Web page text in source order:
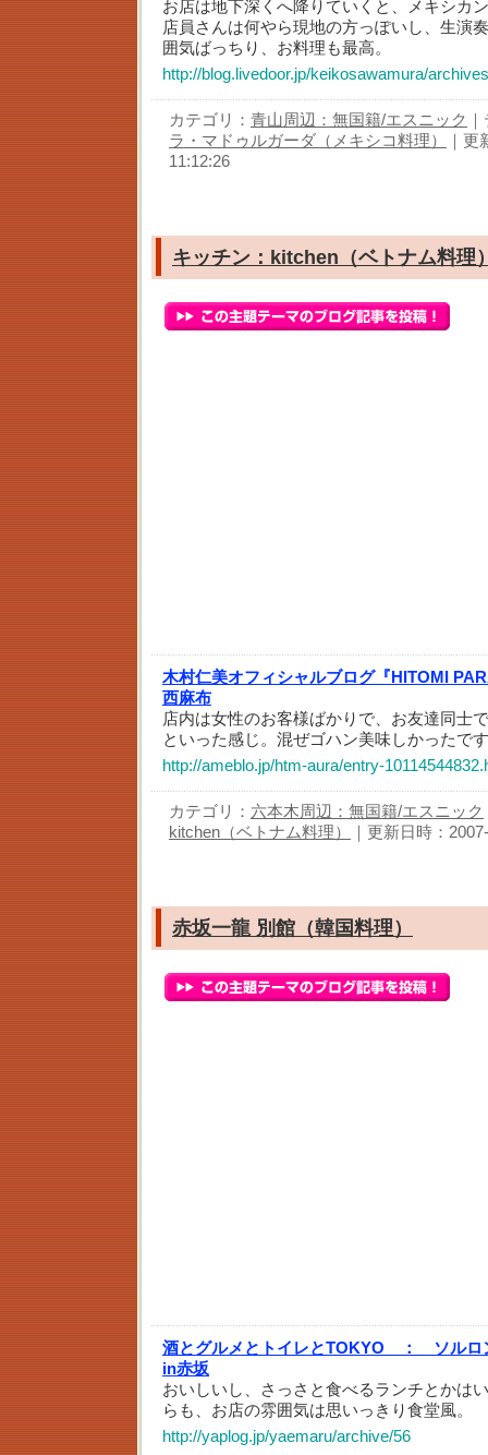
お店は地下深くへ降りていくと、メキシカ
店員さんは何やら現地の方っぽいし、生演
囲気ばっちり、お料理も最高。
http://blog.livedoor.jp/keikosawamura/
カテゴリ： 青山周辺：無国籍/エスニック
ラ・マドゥルガーダ（メキシコ料理）
｜
11:12:26
キッチン：kitchen（ベトナム料理
木村仁美オフィシャルブログ『HITOMI
西麻布
店内は女性のお客様ばかりで、お友達同士
といった感じ。混ぜゴハン美味しかったで
http://ameblo.jp/htm-aura/entry-
カテゴリ： 六本木周辺：無国籍/エスニック
kitchen（ベトナム料理）
｜更新日時：
赤坂一龍 別館（韓国料理）
酒とグルメとトイレとTOKYO ：
ソルロ
in赤坂
おいしいし、さっさと食べるランチとかは
らも、お店の雰囲気は思いっきり食堂風。
http://yaplog.jp/yaemaru/archive/56